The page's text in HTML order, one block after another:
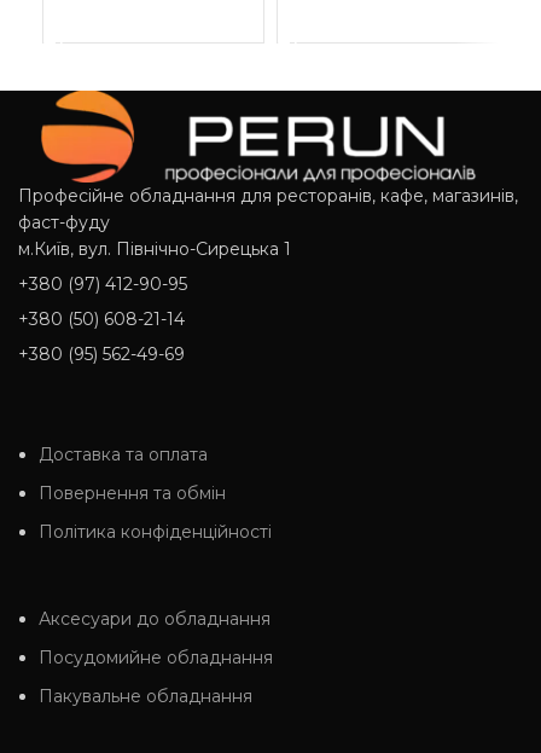
Професійне обладнання для ресторанів, кафе, магазинів,
фаст-фуду
м.Київ, вул. Північно-Сирецька 1
+380 (97) 412-90-95
+380 (50) 608-21-14
+380 (95) 562-49-69
Доставка та оплата
Повернення та обмін
Політика конфіденційності
Аксесуари до обладнання
Посудомийне обладнання
Пакувальне обладнання